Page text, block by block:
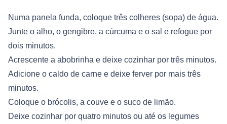
Numa panela funda, coloque três colheres (sopa) de água.
Junte o alho, o gengibre, a cúrcuma e o sal e refogue por
dois minutos.
Acrescente a abobrinha e deixe cozinhar por três minutos.
Adicione o caldo de carne e deixe ferver por mais três
minutos.
Coloque o brócolis, a couve e o suco de limão.
Deixe cozinhar por quatro minutos ou até os legumes